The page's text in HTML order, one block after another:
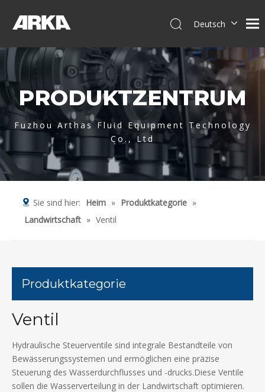
Deutsch
简体中文
العربية
Français
Pусский
Español
Italiano
PRODUKTZENTRUM
Fuzhou Arthas Fluid Equipment Technology
Co., Ltd
Sie sind hier: Heim » Produktkategorie »
Landwirtschaft » Ventil
Produktkategorie
Ventil
Hydraulische Steuerventile sind integrale Bestandteile von
Bewässerungssystemen und ermöglichen eine präzise
Steuerung des Wasserdurchflusses und -drucks.Diese Ventile
sollen die Wasserverteilung in der Landwirtschaft optimieren.